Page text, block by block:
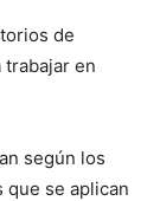
de
en
según los
que se aplican